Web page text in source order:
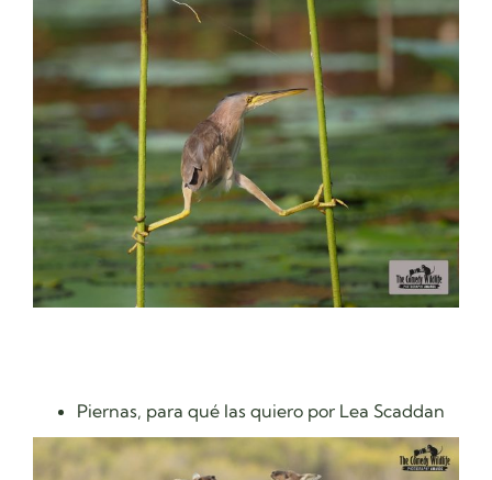
Piernas, para qué las quiero por Lea Scaddan